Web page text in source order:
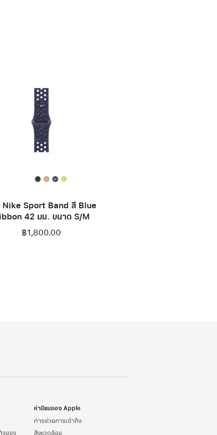
Nike Sport Band สี Blue
42 มม. ขนาด S/M
฿1,800.00
จของ
ค่านิยมของ Apple
การช่วยการเข้าถึง
สิ่งแวดล้อม